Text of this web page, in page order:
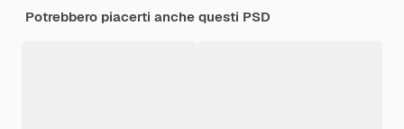
Potrebbero piacerti anche questi PSD